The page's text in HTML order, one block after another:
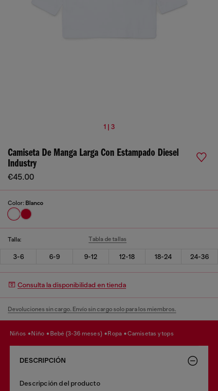
1 | 3
Camiseta De Manga Larga Con Estampado Diesel
Industry
€45.00
Color: Blanco
Talla: Tabla de tallas
3-6 6-9 9-12 12-18 18-24 24-36
Consulta la disponibilidad en tienda
Devoluciones sin cargo. Envío sin cargo solo para los miembros.
niños niño bebé (3-36 meses) ropa camisetas y tops
DESCRIPCIÓN
Descripción del producto